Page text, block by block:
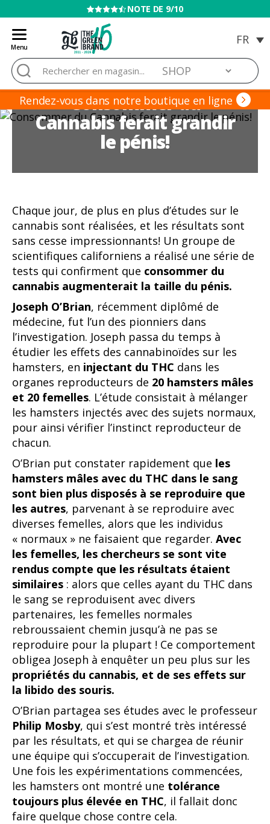
NOTE DE 9/10
Menu
Blog
de
Grow
Barato
Rechercher :
Rendez-vous dans notre boutique en ligne
Consommer du
Cannabis ferait grandir
le pénis!
Chaque jour, de plus en plus d’études sur le
cannabis sont réalisées, et les résultats sont
sans cesse impressionnants! Un groupe de
scientifiques californiens a réalisé une série de
tests qui confirment que consommer du
cannabis augmenterait la taille du pénis.
Joseph O’Brian, récemment diplômé de
médecine, fut l’un des pionniers dans
l’investigation. Joseph passa du temps à
étudier les effets des cannabinoïdes sur les
hamsters, en injectant du THC dans les
organes reproducteurs de 20 hamsters mâles
et 20 femelles. L’étude consistait à mélanger
les hamsters injectés avec des sujets normaux,
pour ainsi vérifier l’instinct reproducteur de
chacun.
O’Brian put constater rapidement que les
hamsters mâles avec du THC dans le sang
sont bien plus disposés à se reproduire que
les autres, parvenant à se reproduire avec
diverses femelles, alors que les individus
« normaux » ne faisaient que regarder. Avec
les femelles, les chercheurs se sont vite
rendus compte que les résultats étaient
similaires : alors que celles ayant du THC dans
le sang se reproduisent avec divers
partenaires, les femelles normales
rebroussaient chemin jusqu’à ne pas se
reproduire pour la plupart ! Ce comportement
obligea Joseph à enquêter un peu plus sur les
propriétés du cannabis, et de ses effets sur
la libido des souris.
O’Brian partagea ses études avec le professeur
Philip Mosby, qui s’est montré très intéressé
par les résultats, et qui se chargea de réunir
une équipe qui s’occuperait de l’investigation.
Une fois les expérimentations commencées,
les hamsters ont montré une tolérance
toujours plus élevée en THC, il fallait donc
faire quelque chose contre cela.